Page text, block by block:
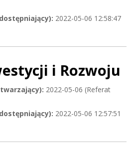
2022-05-06 12:58:47
i Rozwoju
2022-05-06 (Referat
2022-05-06 12:57:51